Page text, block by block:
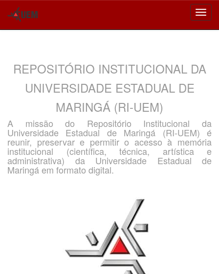
REPOSITÓRIO INSTITUCIONAL DA
UNIVERSIDADE ESTADUAL DE
MARINGÁ (RI-UEM)
A missão do Repositório Institucional da
Universidade Estadual de Maringá (RI-UEM) é
reunir, preservar e permitir o acesso à memória
institucional (científica, técnica, artística e
administrativa) da Universidade Estadual de
Maringá em formato digital.